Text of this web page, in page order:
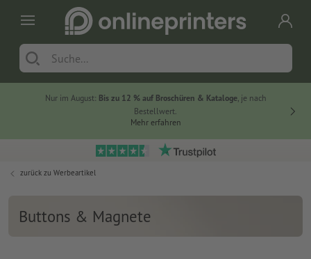
Nur im August: Bis zu 12 % auf Broschüren & Kataloge, je nach
Bestellwert.
Mehr erfahren
zurück zu Werbeartikel
Buttons & Magnete